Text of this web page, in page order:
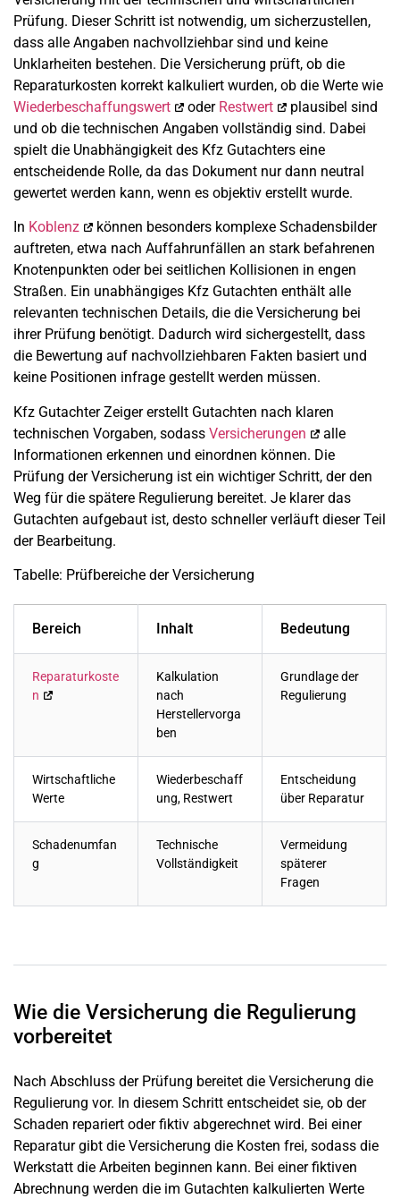
Prüfung. Dieser Schritt ist notwendig, um sicherzustellen,
dass alle Angaben nachvollziehbar sind und keine
Unklarheiten bestehen. Die Versicherung prüft, ob die
Reparaturkosten korrekt kalkuliert wurden, ob die Werte wie
Wiederbeschaffungswert
oder Restwert
plausibel sind
und ob die technischen Angaben vollständig sind. Dabei
spielt die Unabhängigkeit des Kfz Gutachters eine
entscheidende Rolle, da das Dokument nur dann neutral
gewertet werden kann, wenn es objektiv erstellt wurde.
In Koblenz
können besonders komplexe Schadensbilder
auftreten, etwa nach Auffahrunfällen an stark befahrenen
Knotenpunkten oder bei seitlichen Kollisionen in engen
Straßen. Ein unabhängiges Kfz Gutachten enthält alle
relevanten technischen Details, die die Versicherung bei
ihrer Prüfung benötigt. Dadurch wird sichergestellt, dass
die Bewertung auf nachvollziehbaren Fakten basiert und
keine Positionen infrage gestellt werden müssen.
Kfz Gutachter Zeiger erstellt Gutachten nach klaren
technischen Vorgaben, sodass Versicherungen
alle
Informationen erkennen und einordnen können. Die
Prüfung der Versicherung ist ein wichtiger Schritt, der den
Weg für die spätere Regulierung bereitet. Je klarer das
Gutachten aufgebaut ist, desto schneller verläuft dieser Teil
der Bearbeitung.
Tabelle: Prüfbereiche der Versicherung
Bereich Inhalt Bedeutung
Reparaturkoste
n
Kalkulation
nach
Herstellervorga
ben
Grundlage der
Regulierung
Wirtschaftliche
Werte
Wiederbeschaff
ung, Restwert
Entscheidung
über Reparatur
Schadenumfan
g
Technische
Vollständigkeit
Vermeidung
späterer
Fragen
Wie die Versicherung die Regulierung
vorbereitet
Nach Abschluss der Prüfung bereitet die Versicherung die
Regulierung vor. In diesem Schritt entscheidet sie, ob der
Schaden repariert oder fiktiv abgerechnet wird. Bei einer
Reparatur gibt die Versicherung die Kosten frei, sodass die
Werkstatt die Arbeiten beginnen kann. Bei einer fiktiven
Abrechnung werden die im Gutachten kalkulierten Werte